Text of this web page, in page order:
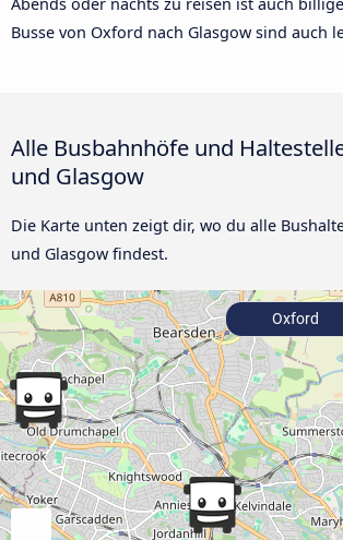
Busse von Oxford nach Glasgow sind auch
Alle Busbahnhöfe und
und Glasgow
Die Karte unten zeigt dir, wo du alle
und Glasgow findest.
Oxford